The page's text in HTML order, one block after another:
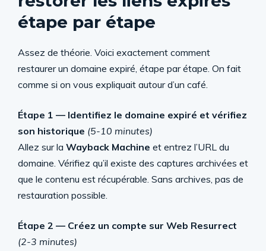
étape par étape
Assez de théorie. Voici exactement comment
restaurer un domaine expiré, étape par étape. On fait
comme si on vous expliquait autour d’un café.
Étape 1 — Identifiez le domaine expiré et vérifiez
son historique (5-10 minutes)
Allez sur la Wayback Machine et entrez l’URL du
domaine. Vérifiez qu’il existe des captures archivées et
que le contenu est récupérable. Sans archives, pas de
restauration possible.
Étape 2 — Créez un compte sur Web Resurrect
(2-3 minutes)